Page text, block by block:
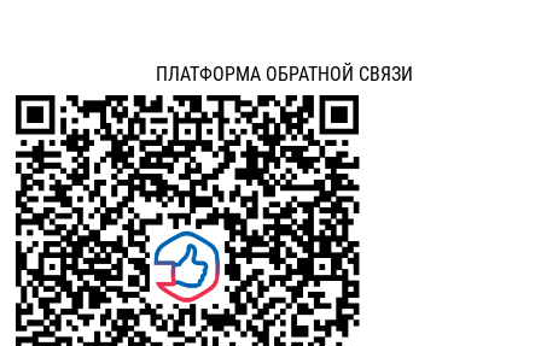
ПЛАТФОРМА ОБРАТНОЙ СВЯЗИ